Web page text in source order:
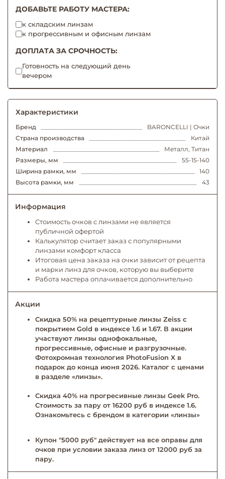
ДОБАВЬТЕ РАБОТУ МАСТЕРА:
к складским линзам
к прогрессивным и офисным линзам
ДОПЛАТА ЗА СРОЧНОСТЬ:
Готовность на следующий день
вечером
Характеристики
Бренд
BARONCELLI | Очки
Страна производства
Китай
Материал
Металл, Титан
Размеры, мм
55-15-140
Ширина рамки, мм
140
Высота рамки, мм
43
Информация
Стоимость очков с линзами не является
публичной офертой
Калькулятор считает заказ с популярными
линзами комфорт класса
Итоговая цена заказа на очки зависит от рецепта
и марки линз для очков, которую вы выберите
Работа мастера оплачивается дополнительно
Акции
Скидка 50% на рецептурные линзы Zeiss с
покрытием Gold в индексе 1.6 и 1.67. В акции
участвуют линзы однофокальные,
прогрессивные, офисные и разгрузочные.
Фотохромная технология PhotoFusion X в
подарок до конца июня 2026. Каталог с ценами
в разделе «линзы».
Скидка 40% на прогресивные линзы Geek Pro.
Стоимость за пару от 16200 руб в индексе 1.6.
Ознакомьтесь с брендом в категории «линзы»
Купон "5000 руб" действует на все оправы для
очков при условии заказа линз от 12000 руб за
пару.